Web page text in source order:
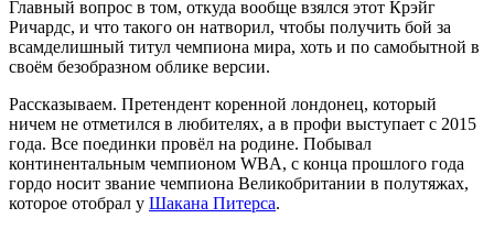
Главный вопрос в том, откуда вообще взялся этот Крэйг
Ричардс, и что такого он натворил, чтобы получить бой за
всамделишный титул чемпиона мира, хоть и по самобытной в
своём безобразном облике версии.
Рассказываем. Претендент коренной лондонец, который
ничем не отметился в любителях, а в профи выступает с 2015
года. Все поединки провёл на родине. Побывал
континентальным чемпионом WBA, с конца прошлого года
гордо носит звание чемпиона Великобритании в полутяжах,
которое отобрал у Шакана Питерса.